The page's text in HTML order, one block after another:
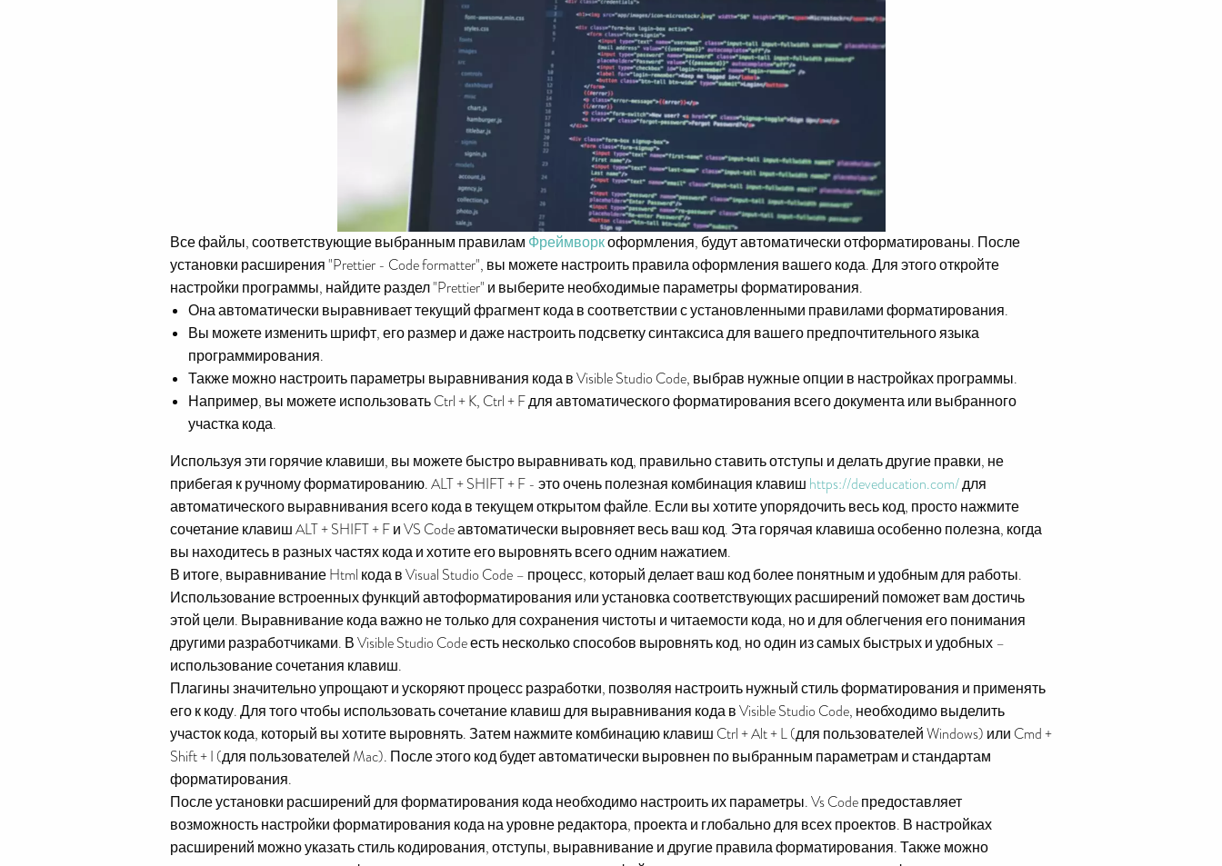
Все файлы, соответствующие выбранным правилам Фреймворкоформления, будут автоматически отформатированы. После
установки расширения "Prettier - Code formatter", вы можете настроить правила оформления вашего кода. Для этого откройте
настройки программы, найдите раздел "Prettier" и выберите необходимые параметры форматирования.
Она автоматически выравнивает текущий фрагмент кода в соответствии с установленными правилами форматирования.
Вы можете изменить шрифт, его размер и даже настроить подсветку синтаксиса для вашего предпочтительного языка
программирования.
Также можно настроить параметры выравнивания кода в Visible Studio Code, выбрав нужные опции в настройках программы.
Например, вы можете использовать Ctrl + K, Ctrl + F для автоматического форматирования всего документа или выбранного
участка кода.
Используя эти горячие клавиши, вы можете быстро выравнивать код, правильно ставить отступы и делать другие правки, не
прибегая к ручному форматированию. ALT + SHIFT + F - это очень полезная комбинация клавиш https://deveducation.com/для
автоматического выравнивания всего кода в текущем открытом файле. Если вы хотите упорядочить весь код, просто нажмите
сочетание клавиш ALT + SHIFT + F и VS Code автоматически выровняет весь ваш код. Эта горячая клавиша особенно полезна, когда
вы находитесь в разных частях кода и хотите его выровнять всего одним нажатием.
В итоге, выравнивание Html кода в Visual Studio Code – процесс, который делает ваш код более понятным и удобным для работы.
Использование встроенных функций автоформатирования или установка соответствующих расширений поможет вам достичь
этой цели. Выравнивание кода важно не только для сохранения чистоты и читаемости кода, но и для облегчения его понимания
другими разработчиками. В Visible Studio Code есть несколько способов выровнять код, но один из самых быстрых и удобных –
использование сочетания клавиш.
Плагины значительно упрощают и ускоряют процесс разработки, позволяя настроить нужный стиль форматирования и применять
его к коду. Для того чтобы использовать сочетание клавиш для выравнивания кода в Visible Studio Code, необходимо выделить
участок кода, который вы хотите выровнять. Затем нажмите комбинацию клавиш Ctrl + Alt + L (для пользователей Windows) или Cmd +
Shift + I (для пользователей Mac). После этого код будет автоматически выровнен по выбранным параметрам и стандартам
форматирования.
После установки расширений для форматирования кода необходимо настроить их параметры. Vs Code предоставляет
возможность настройки форматирования кода на уровне редактора, проекта и глобально для всех проектов. В настройках
расширений можно указать стиль кодирования, отступы, выравнивание и другие правила форматирования. Также можно